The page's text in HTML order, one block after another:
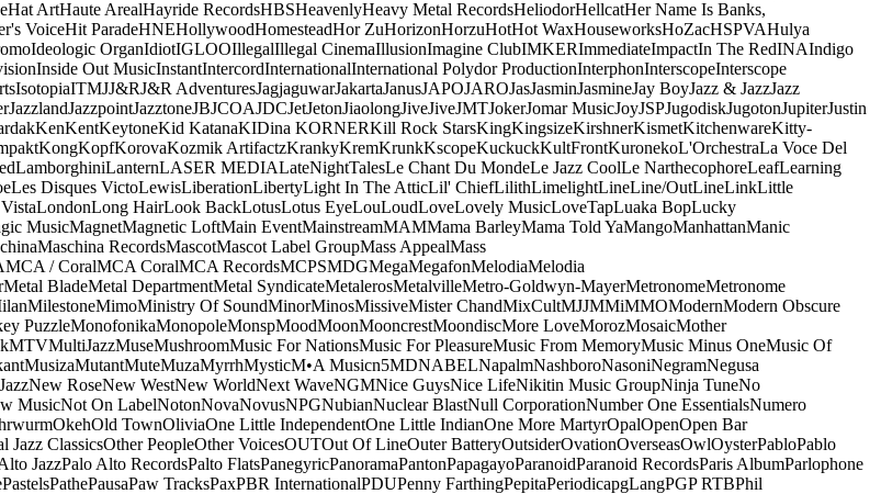
Hat ArtHaute ArealHayride RecordsHBSHeavenlyHeavy Metal RecordsHeliodorHellcatHer Name Is Banks,
VoiceHit ParadeHNEHollywoodHomesteadHor ZuHorizonHorzuHotHot WaxHouseworksHoZacHSPVAHulya
Ideologic OrganIdiotIGLOOIllegalIllegal CinemaIllusionImagine ClubIMKERImmediateImpactIn The RedINAIndigo
Inside Out MusicInstantIntercordInternationalInternational Polydor ProductionInterphonInterscopeInterscope
IsotopiaITMJJ&RJ&R AdventuresJagjaguwarJakartaJanusJAPOJAROJasJasminJasmineJay BoyJazz & JazzJazz
JazzlandJazzpointJazztoneJBJCOAJDCJetJetonJiaolongJiveJiveJMTJokerJomar MusicJoyJSPJugodiskJugotonJupiterJustin
KenKentKeytoneKid KatanaKIDina KORNERKill Rock StarsKingKingsizeKirshnerKismetKitchenwareKitty-
KongKopfKorovaKozmik ArtifactzKrankyKremKrunkKscopeKuckuckKultFrontKuronekoL'OrchestraLa Voce Del
LamborghiniLanternLASER MEDIALateNightTalesLe Chant Du MondeLe Jazz CoolLe NarthecophoreLeafLearning
Les Disques VictoLewisLiberationLibertyLight In The AtticLil' ChiefLilithLimelightLineLine/OutLineLinkLittle
LondonLong HairLook BackLotusLotus EyeLouLoudLoveLovely MusicLoveTapLuaka BopLucky
MusicMagnetMagnetic LoftMain EventMainstreamMAMMama BarleyMama Told YaMangoManhattanManic
Maschina RecordsMascotMascot Label GroupMass AppealMass
MCA / CoralMCA CoralMCA RecordsMCPSMDGMegaMegafonMelodiaMelodia
Metal BladeMetal DepartmentMetal SyndicateMetalerosMetalvilleMetro-Goldwyn-MayerMetronomeMetronome
MilestoneMimoMinistry Of SoundMinorMinosMissiveMister ChandMixCultMJJMMiMMOModernModern Obscure
PuzzleMonofonikaMonopoleMonspMoodMoonMooncrestMoondiscMore LoveMorozMosaicMother
MTVMultiJazzMuseMushroomMusic For NationsMusic For PleasureMusic From MemoryMusic Minus OneMusic Of
MusizaMutantMuteMuzaMyrrhMysticM•A Musicn5MDNABELNapalmNashboroNasoniNegramNegusa
New RoseNew WestNew WorldNext WaveNGMNice GuysNice LifeNikitin Music GroupNinja TuneNo
MusicNot On LabelNotonNovaNovusNPGNubianNuclear BlastNull CorporationNumber One EssentialsNumero
OkehOld TownOliviaOne Little IndependentOne Little IndianOne More MartyrOpalOpenOpen Bar
Jazz ClassicsOther PeopleOther VoicesOUTOut Of LineOuter BatteryOutsiderOvationOverseasOwlOysterPabloPablo
JazzPalo Alto RecordsPalto FlatsPanegyricPanoramaPantonPapagayoParanoidParanoid RecordsParis AlbumParlophone
PastelsPathePausaPaw TracksPaxPBR InternationalPDUPenny FarthingPepitaPeriodicapgLangPGP RTBPhil